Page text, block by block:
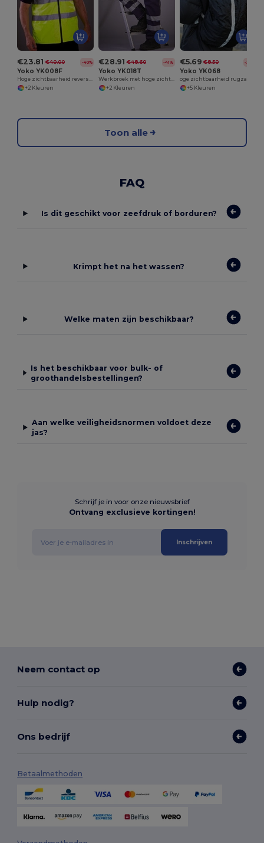
€23.81 €40.00 -40%
Yoko YK008F
Hoge zichtbaarheid reversible bodywarmer
+2 Kleuren
€28.91 €48.60 -41%
Yoko YK018T
Werkbroek met hoge zichtbaarheid
+2 Kleuren
€5.69 €8.50 -33%
Yoko YK068
+5 Kleuren
Toon alle
FAQ
Is dit geschikt voor zeefdruk of borduren?
Krimpt het na het wassen?
Welke maten zijn beschikbaar?
Is het beschikbaar voor bulk- of
groothandelsbestellingen?
Aan welke veiligheidsnormen voldoet deze
jas?
Schrijf je in voor onze nieuwsbrief
Ontvang exclusieve kortingen!
Inschrijven
Neem contact op
Hulp nodig?
Ons bedrijf
Betaalmethoden